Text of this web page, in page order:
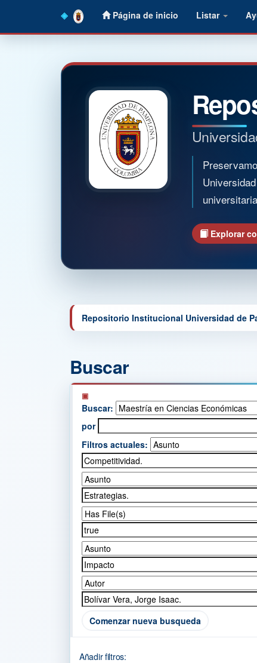
Página de inicio Listar
Explorar
Repositorio Institucional Universidad de
Buscar
Buscar:
por
Filtros actuales:
Comenzar nueva busqueda
Añadir filtros: